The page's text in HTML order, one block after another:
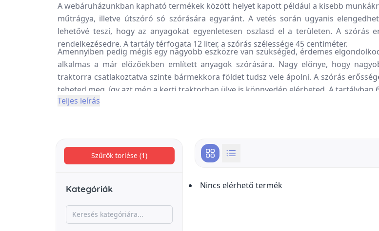
A webáruházunkban kapható termékek között helyet kapott például a kisebb
műtrágya, illetve útszóró só szórására egyaránt. A vetés során ugyanis
lehetővé teszi, hogy az anyagokat egyenletesen oszlasd el a területen. A szórás
rendelkezésedre. A tartály térfogata 12 liter, a szórás szélessége 45 centiméter.
Amennyiben pedig mégis egy nagyobb eszközre van szükséged, érdemes
alkalmas a már előzőekben említett anyagok szórására. Nagy előnye, hogy
traktorra csatlakoztatva szinte bármekkora földet tudsz vele ápolni. A szórás
teheted meg, így azt még a kerti traktorban ülve is könnyedén elérheted. A tartályban
Teljes leírás
Szűrők törlése (1)
Kategóriák Nincs elérhető termék